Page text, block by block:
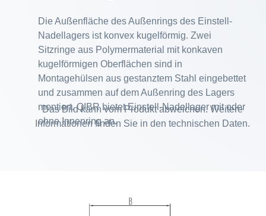
Das Bild kann vom Produkt abweichen. Weitere
Informationen finden Sie in den technischen Daten.
Die Außenfläche des Außenrings des Einstell-
Nadellagers ist konvex kugelförmig. Zwei
Sitzringe aus Polymermaterial mit konkaven
kugelförmigen Oberflächen sind in
Montagehülsen aus gestanztem Stahl eingebettet
und zusammen auf dem Außenring des Lagers
montiert. QIBR bietet Einstell-Nadellager mit oder
ohne Innenring an.